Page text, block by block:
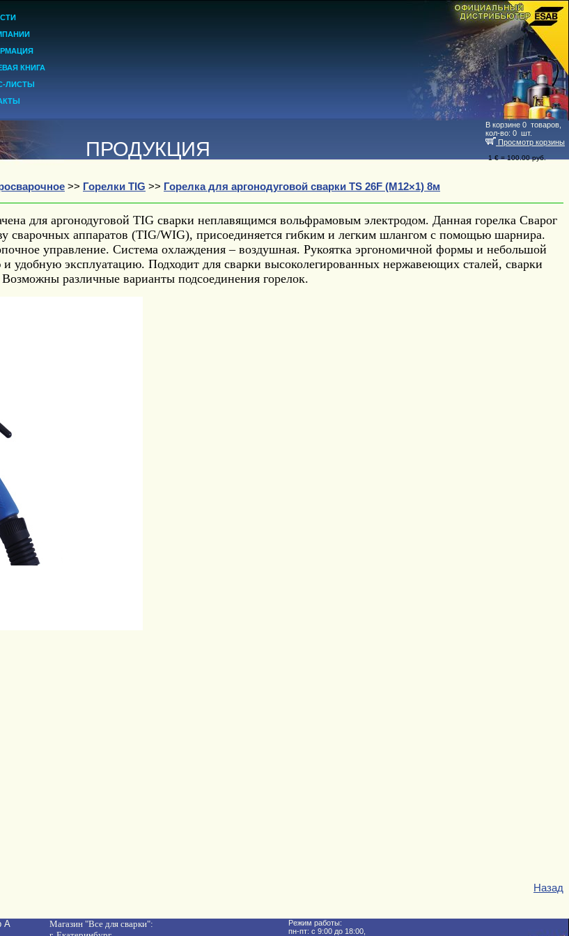
КНИГА
ЛИСТЫ
ПРОДУКЦИЯ
В корзине 0 товаров,
кол-во: 0 шт.
Просмотр корзины
1 € = 100.00 руб.
>> Горелки TIG >> Горелка для аргонодуговой сварки TS 26F (M12×1) 8м
для аргонодуговой TIG сварки неплавящимся вольфрамовым электродом. Данная горелка Сварог
сварочных аппаратов (TIG/WIG), присоединяется гибким и легким шлангом с помощью шарнира.
управление. Система охлаждения – воздушная. Рукоятка эргономичной формы и небольшой
и удобную эксплуатацию. Подходит для сварки высоколегированных нержавеющих сталей, сварки
различные варианты подсоединения горелок.
Назад
A
Магазин "Все для сварки":
Режим работы:
пн-пт: с 9:00 до 18:00,